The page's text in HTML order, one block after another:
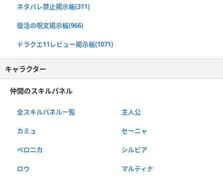
ネタバレ禁止掲示板(311)
復活の呪文掲示板(966)
ドラクエ11レビュー掲示板(1071)
キャラクター
仲間のスキルパネル
全スキルパネル一覧 主人公
カミュ セーニャ
ベロニカ シルビア
ロウ マルティナ